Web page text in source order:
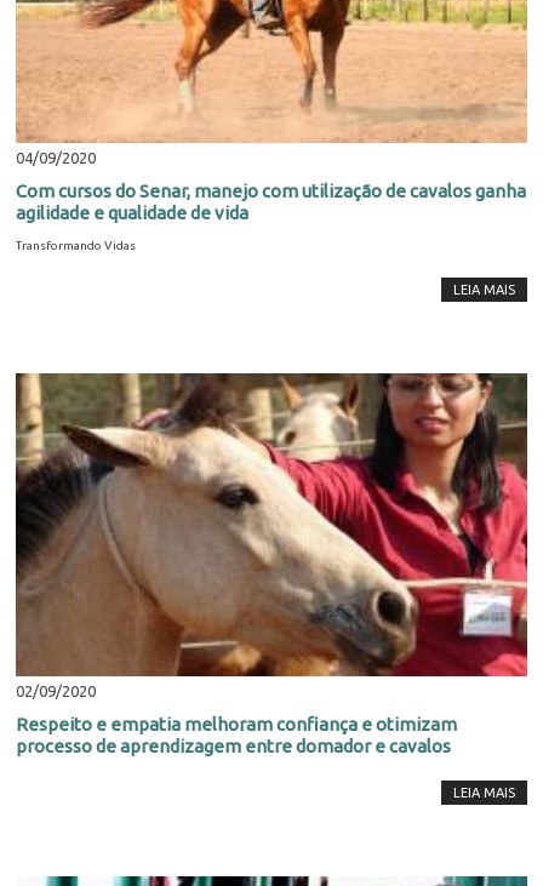
04/09/2020
Com cursos do Senar, manejo com utilização de cavalos ganha
agilidade e qualidade de vida
Transformando Vidas
LEIA MAIS
02/09/2020
Respeito e empatia melhoram confiança e otimizam
processo de aprendizagem entre domador e cavalos
LEIA MAIS